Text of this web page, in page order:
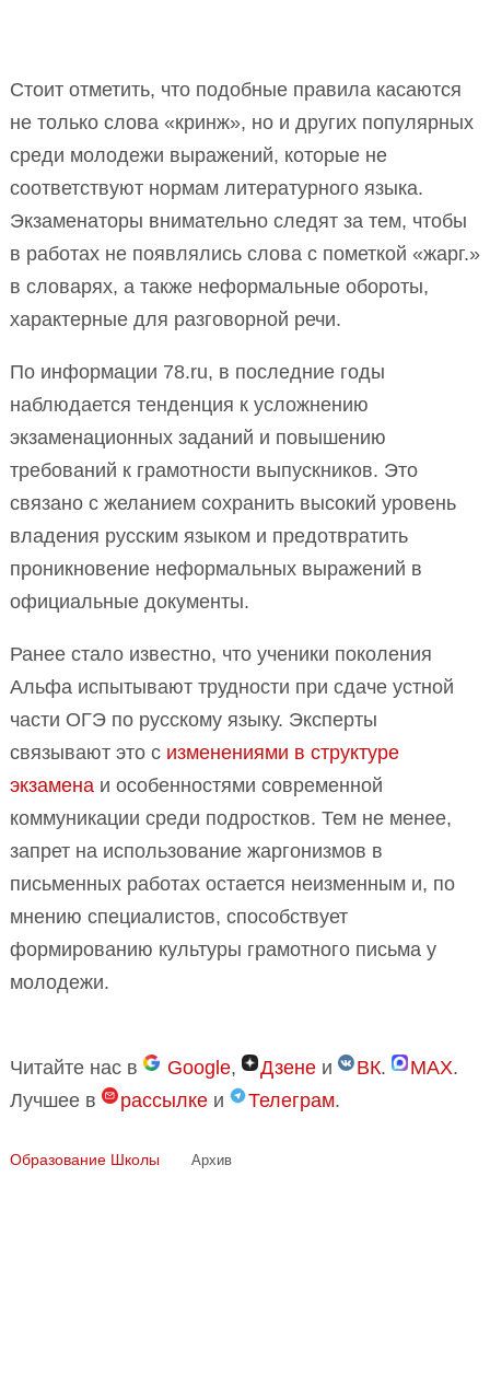
Стоит отметить, что подобные правила касаются
не только слова «кринж», но и других популярных
среди молодежи выражений, которые не
соответствуют нормам литературного языка.
Экзаменаторы внимательно следят за тем, чтобы
в работах не появлялись слова с пометкой «жарг.»
в словарях, а также неформальные обороты,
характерные для разговорной речи.
По информации 78.ru, в последние годы
наблюдается тенденция к усложнению
экзаменационных заданий и повышению
требований к грамотности выпускников. Это
связано с желанием сохранить высокий уровень
владения русским языком и предотвратить
проникновение неформальных выражений в
официальные документы.
Ранее стало известно, что ученики поколения
Альфа испытывают трудности при сдаче устной
части ОГЭ по русскому языку. Эксперты
связывают это с изменениями в структуре
экзамена и особенностями современной
коммуникации среди подростков. Тем не менее,
запрет на использование жаргонизмов в
письменных работах остается неизменным и, по
мнению специалистов, способствует
формированию культуры грамотного письма у
молодежи.
Читайте нас в Google, Дзене и ВК. MAX.
Лучшее в
рассылке и Телеграм.
Образование Школы Архив